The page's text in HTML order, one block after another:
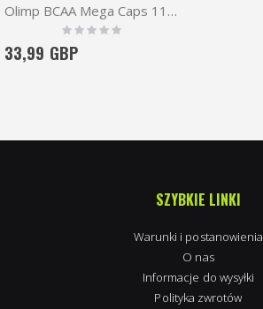
Olimp BCAA Mega Caps 1100mg 300 caps + Free pillbox
Rating:
0%
33,99 GBP
SZYBKIE LINKI
Warunki i postanowienia
O nas
Informacje do wysyłki
Polityka zwrotów